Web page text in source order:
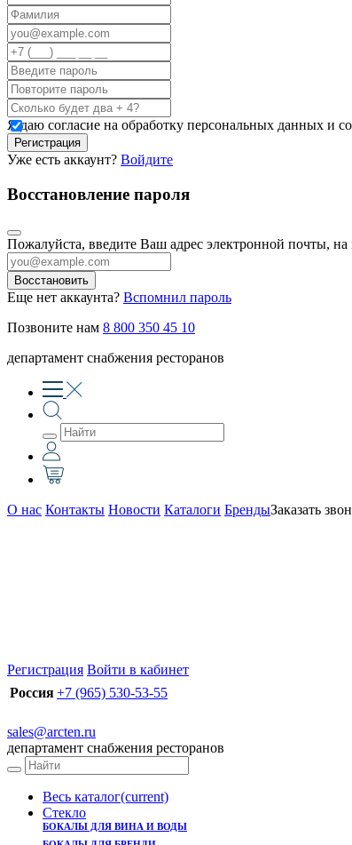
Я даю согласие на обработку персональных данных и
Регистрация
Уже есть аккаунт? Войдите
Восстановление пароля
Пожалуйста, введите Ваш адрес электронной почты,
Восстановить
Еще нет аккаунта? Вспомнил пароль
Позвоните нам 8 800 350 45 10
департамент снабжения ресторанов
О нас Контакты Новости Каталоги БрендыЗаказать
Регистрация Войти в кабинет
Россия+7 (965) 530-53-55
sales@arcten.ru
департамент снабжения ресторанов
Весь каталог(current)
Cтекло
БОКАЛЫ ДЛЯ ВИНА И ВОДЫ